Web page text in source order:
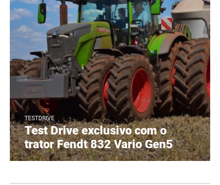
TESTDRIVE
Test Drive exclusivo com o
trator Fendt 832 Vario Gen5